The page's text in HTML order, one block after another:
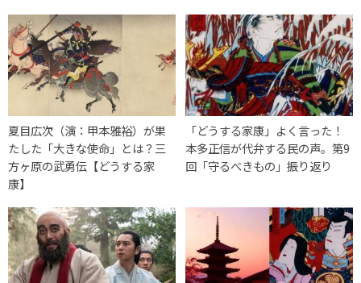
夏目広次（演：甲本雅裕）が果
たした「大きな使命」とは？三
方ヶ原の武勇伝【どうする家
康】
「どうする家康」よく言った！
本多正信が代弁する民の声。第9
回「守るべきもの」振り返り